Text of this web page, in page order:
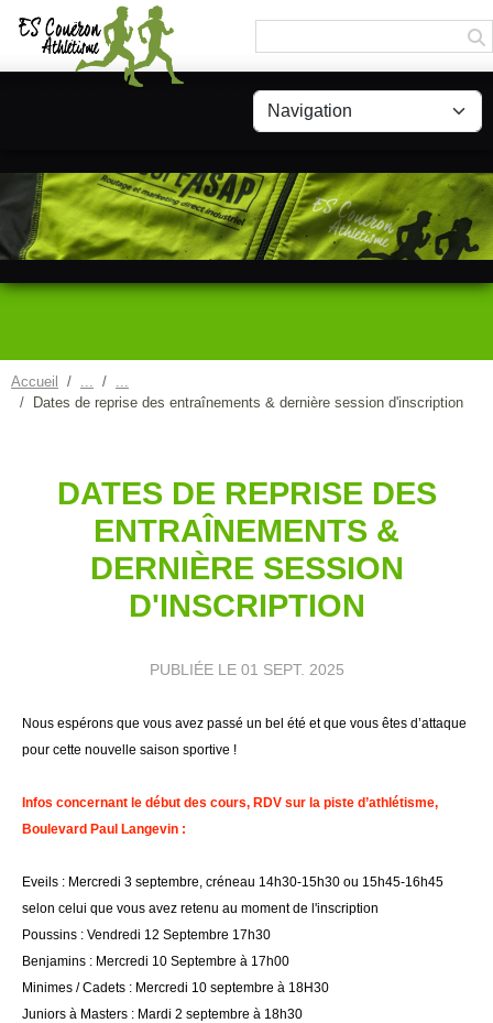
Accueil
Dates de reprise des entraînements & dernière session d'inscription
DATES DE REPRISE DES
ENTRAÎNEMENTS &
DERNIÈRE SESSION
D'INSCRIPTION
PUBLIÉE LE 01 SEPT. 2025
Nous espérons que vous avez passé un bel été et que vous êtes d’attaque
pour cette nouvelle saison sportive !
Infos concernant le début des cours, RDV sur la piste d’athlétisme,
Boulevard Paul Langevin :
Eveils : Mercredi 3 septembre, créneau 14h30-15h30 ou 15h45-16h45
selon celui que vous avez retenu au moment de l'inscription
Poussins : Vendredi 12 Septembre 17h30
Benjamins : Mercredi 10 Septembre à 17h00
Minimes / Cadets : Mercredi 10 septembre à 18H30
Juniors à Masters : Mardi 2 septembre à 18h30
Panneau de gestion des cookies